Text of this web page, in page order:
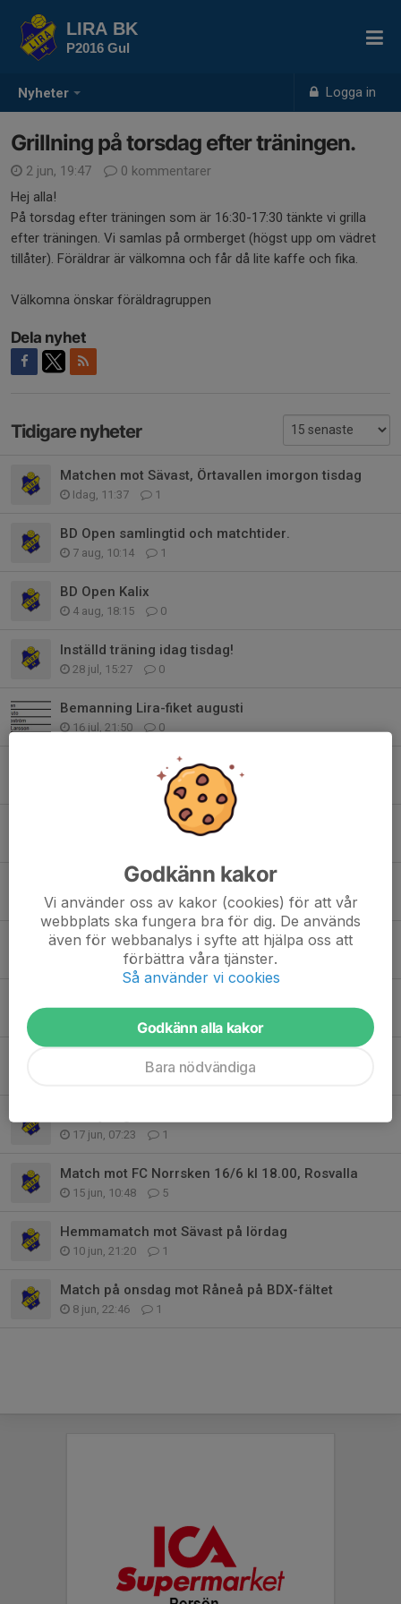
Nyheter Logga in
LIRA BK
P2016 Gul
Grillning på torsdag efter träningen.
2 jun, 19:47
0 kommentarer
Hej alla!
På torsdag efter träningen som är 16:30-17:30 tänkte vi grilla
efter träningen. Vi samlas på ormberget (högst upp om vädret
tillåter). Föräldrar är välkomna och får då lite kaffe och fika.
Välkomna önskar föräldragruppen
Dela nyhet
Tidigare nyheter
Matchen mot Sävast, Örtavallen imorgon tisdag
Idag, 11:37 1
BD Open samlingtid och matchtider.
7 aug, 10:14 1
BD Open Kalix
4 aug, 18:15 0
Inställd träning idag tisdag!
28 jul, 15:27 0
Bemanning Lira-fiket augusti
16 jul, 21:50 0
Sommarträning tillsammans med P16 Blå
Sista dagen på PSG imorgon!
Kör försiktigt till PSG idag!
26 jun, 09:16 0
PSG Lag och matchtider
24 jun, 14:49 9
6
17 jun, 07:23 1
Match mot FC Norrsken 16/6 kl 18.00, Rosvalla
15 jun, 10:48 5
Hemmamatch mot Sävast på lördag
10 jun, 21:20 1
Match på onsdag mot Råneå på BDX-fältet
8 jun, 22:46 1
Godkänn kakor
Vi använder oss av kakor (cookies) för att vår
webbplats ska fungera bra för dig. De används
även för webbanalys i syfte att hjälpa oss att
förbättra våra tjänster.
Så använder vi cookies
Godkänn alla kakor
Bara nödvändiga